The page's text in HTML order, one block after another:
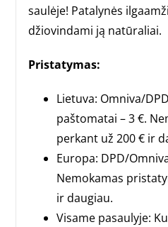
saulėje! Patalynės
džiovindami ją natūraliai.
Pristatymas:
Lietuva: Omniva/
paštomatai – 3 €.
perkant už 200 € ir
Europa: DPD/
Nemokamas
ir daugiau.
Visame pasaulyje: